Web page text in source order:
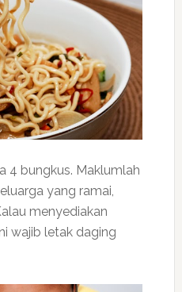
4 bungkus. Maklumlah
yang ramai,
menyediakan
wajib letak daging